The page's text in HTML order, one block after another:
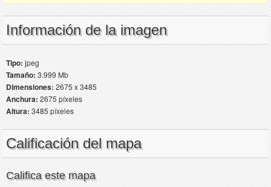
Información de la imagen
Tipo:jpeg
Tamaño:3.999 Mb
Dimensiones:2675 x 3485
Anchura:2675 píxeles
Altura:3485 píxeles
Calificación del mapa
Califica este mapa